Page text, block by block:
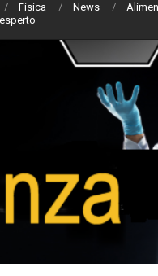
Fisica News